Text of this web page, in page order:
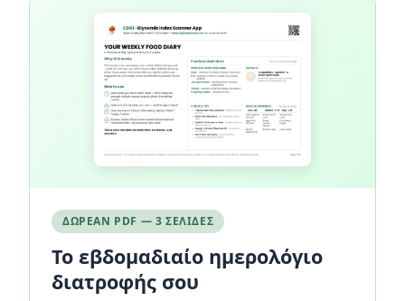
ΔΩΡΕΆΝ PDF — 3 ΣΕΛΊΔΕΣ
Το εβδομαδιαίο ημερολόγιο
διατροφής σου